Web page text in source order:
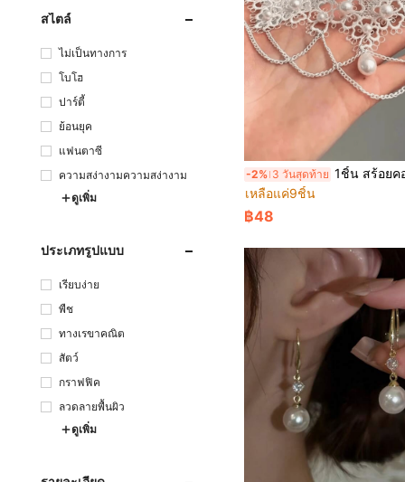
สไตล์
ไม่เป็นทางการ
โบโฮ
ปาร์ตี้
ย้อนยุค
แฟนตาซี
ความสง่างามความสง่างาม
ดูเพิ่ม
ประเภทรูปแบบ
เรียบง่าย
พืช
ทางเรขาคณิต
สัตว์
กราฟฟิค
ลวดลายพื้นผิว
ดูเพิ่ม
-2% 3 วันสุดท้าย 1ชิ้น สร้อยคอลูกไม้ไข่มุกพู่ เหมาะสำหรับสวมใส่ในวั
เหลือแค่9ชิ้น
฿48